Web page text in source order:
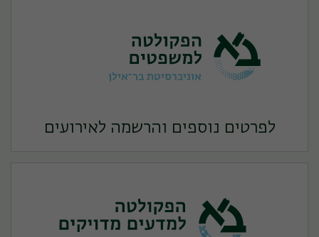
לפרטים נוספים והרשמה לאירועים